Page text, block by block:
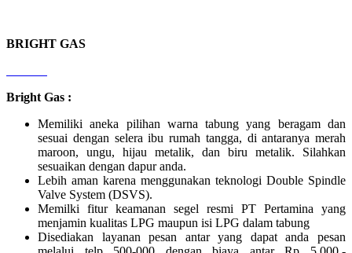
BRIGHT GAS
Bright Gas :
Memiliki aneka pilihan warna tabung yang beragam dan
sesuai dengan selera ibu rumah tangga, di antaranya merah
maroon, ungu, hijau metalik, dan biru metalik. Silahkan
sesuaikan dengan dapur anda.
Lebih aman karena menggunakan teknologi Double Spindle
Valve System (DSVS).
Memilki fitur keamanan segel resmi PT Pertamina yang
menjamin kualitas LPG maupun isi LPG dalam tabung
Disediakan layanan pesan antar yang dapat anda pesan